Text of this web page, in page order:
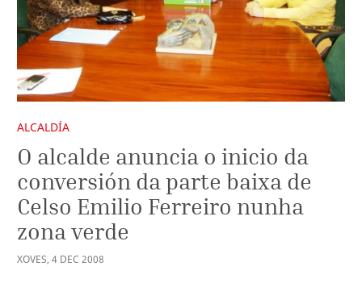
ALCALDÍA
O alcalde anuncia o inicio da
conversión da parte baixa de
Celso Emilio Ferreiro nunha
zona verde
XOVES, 4 DEC 2008